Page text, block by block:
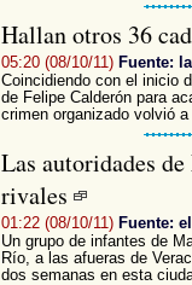
Hallan otros 36
05:20 (08/10/11) Fuente:
Coincidiendo con el inicio
de Felipe Calderón para
crimen organizado volvió
Las autoridades
rivales
01:22 (08/10/11) Fuente:
Un grupo de infantes de
Río, a las afueras de
dos semanas en esta